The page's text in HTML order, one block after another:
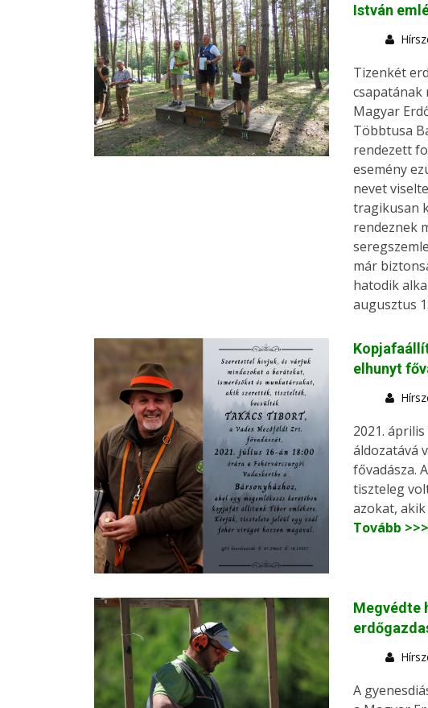
István
Tizenkét
csapatának
Magyar
Többtusa
rendezett
esemény
nevet
tragikusan
rendeznek
már
hatodik
augusztus
elhunyt
2021.
áldozatává
fővadásza.
tiszteleg
azokat,
Tovább >>>
Megvédte
A